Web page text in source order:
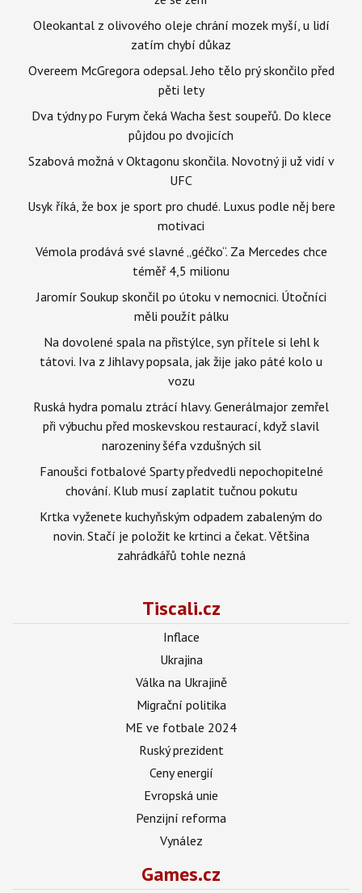
Oleokantal z olivového oleje chrání mozek myší, u lidí
zatím chybí důkaz
Overeem McGregora odepsal. Jeho tělo prý skončilo před
pěti lety
Dva týdny po Furym čeká Wacha šest soupeřů. Do klece
půjdou po dvojicích
Szabová možná v Oktagonu skončila. Novotný ji už vidí v
UFC
Usyk říká, že box je sport pro chudé. Luxus podle něj bere
motivaci
Vémola prodává své slavné „géčko“. Za Mercedes chce
téměř 4,5 milionu
Jaromír Soukup skončil po útoku v nemocnici. Útočníci
měli použít pálku
Na dovolené spala na přistýlce, syn přítele si lehl k
tátovi. Iva z Jihlavy popsala, jak žije jako páté kolo u
vozu
Ruská hydra pomalu ztrácí hlavy. Generálmajor zemřel
při výbuchu před moskevskou restaurací, když slavil
narozeniny šéfa vzdušných sil
Fanoušci fotbalové Sparty předvedli nepochopitelné
chování. Klub musí zaplatit tučnou pokutu
Krtka vyženete kuchyňským odpadem zabaleným do
novin. Stačí je položit ke krtinci a čekat. Většina
zahrádkářů tohle nezná
Tiscali.cz
Inflace
Ukrajina
Válka na Ukrajině
Migrační politika
ME ve fotbale 2024
Ruský prezident
Ceny energií
Evropská unie
Penzijní reforma
Vynález
Games.cz